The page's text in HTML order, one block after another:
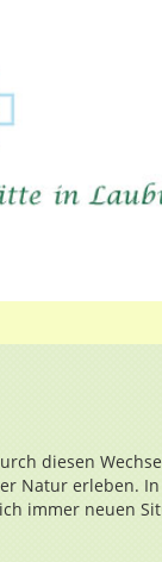
diesen
Natur erleben.
immer neuen